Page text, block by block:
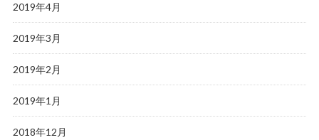
2019年4月
2019年3月
2019年2月
2019年1月
2018年12月